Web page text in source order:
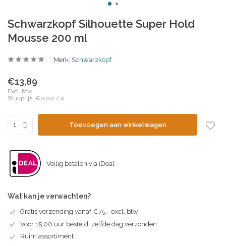
Schwarzkopf Silhouette Super Hold
Mousse 200 ml
Merk: Schwarzkopf
€13,89
Excl. btw
Stukprijs: €0,00 / 0
Toevoegen aan winkelwagen
Veilig betalen via iDeal
Wat kan je verwachten?
Gratis verzending vanaf €75,- excl. btw
Voor 15:00 uur besteld, zelfde dag verzonden
Ruim assortiment